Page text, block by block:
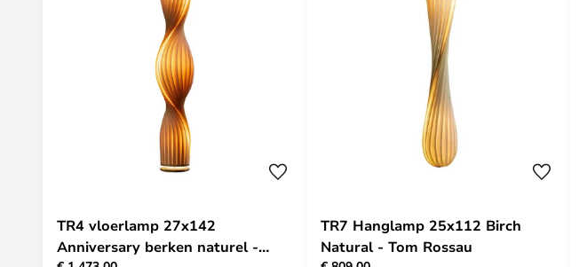
TR4 vloerlamp 27x142
Anniversary berken naturel -
TR7 Hanglamp 25x112 Birch
Natural - Tom Rossau